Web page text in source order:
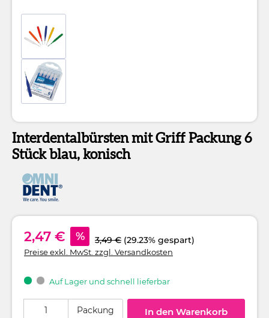
Interdentalbürsten mit Griff Packung 6
Stück blau, konisch
2,47 € % 3,49 € (29.23% gespart)
Preise exkl. MwSt. zzgl. Versandkosten
Auf Lager und schnell lieferbar
Packung In den Warenkorb